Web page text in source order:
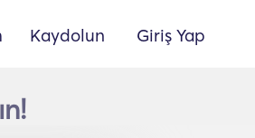
Kaydolun Giriş Yap